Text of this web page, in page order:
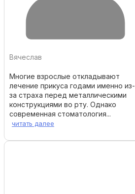
Вячеслав
Многие взрослые откладывают
лечение прикуса годами именно из-
за страха перед металлическими
конструкциями во рту. Однако
современная стоматология...
читать далее